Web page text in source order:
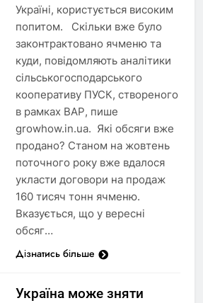
Україні, користується високим
попитом. Скільки вже було
законтрактовано ячменю та
куди, повідомляють аналітики
сільськогосподарського
кооперативу ПУСК, створеного
в рамках ВАР, пише
growhow.in.ua. Які обсяги вже
продано? Станом на жовтень
поточного року вже вдалося
укласти договори на продаж
160 тисяч тонн ячменю.
Вказується, що у вересні
обсяг…
Дізнатись більше
Україна може зняти